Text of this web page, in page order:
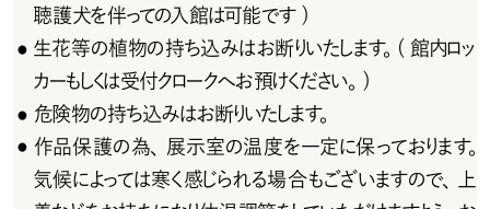
聴護犬を伴っての入館は可能です)
● 生花等の植物の持ち込みはお断りいたします。( 館内ロッ
カーもしくは受 付クロークへお 預けください。)
● 危険 物の持ち込みはお断りいたします。
● 作品保護の為、展示室の温度を一定に保っております。
気候によっては寒く感じられる場合もございますので、上